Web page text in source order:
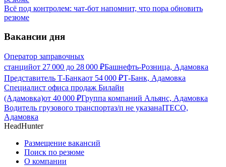
Всё под контролем: чат-бот напомнит, что пора обновить
резюме
Вакансии дня
Оператор заправочных
станцийот 27 000 до 28 000 ₽Башнефть-Розница, Адамовка
Представитель Т-Банкаот 54 000 ₽Т-Банк, Адамовка
Специалист офиса продаж Билайн
(Адамовка)от 40 000 ₽Группа компаний Альянс, Адамовка
Водитель грузового транспортаз/п не указанаITECO,
Адамовка
HeadHunter
Размещение вакансий
Поиск по резюме
О компании